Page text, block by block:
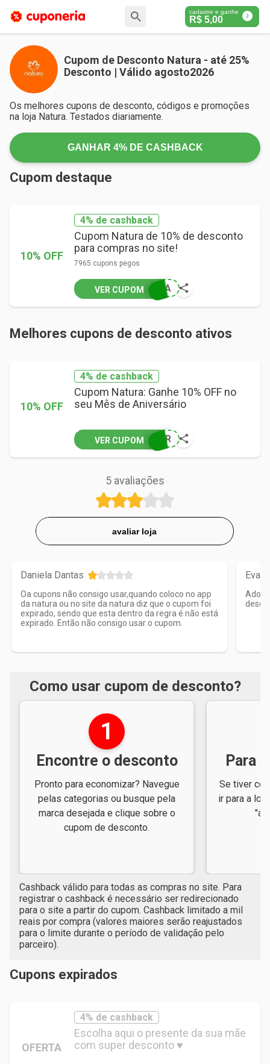
cadastre e ganhe
R$ 5,00
Cupom de Desconto Natura - até 25%
Desconto | Válido agosto2026
Os melhores cupons de desconto, códigos e promoções
na loja Natura. Testados diariamente.
GANHAR 4%DE CASHBACK
Cupom destaque
10% OFF
4% de cashback
Cupom Natura de 10% de desconto
para compras no site!
7965 cupons pegos
PRA
VER CUPOM
Melhores cupons de desconto ativos
10% OFF
4% de cashback
Cupom Natura: Ganhe 10% OFF no
seu Mês de Aniversário
VER
VER CUPOM
5 avaliações
avaliar loja
Daniela Dantas
Oa cupons não consigo usar,quando coloco no app
da natura ou no site da natura diz que o cupom foi
expirado, sendo que esta dentro da regra é não está
expirado. Então não consigo usar o cupom.
Eva
Como usar cupom de desconto?
1
Encontre o desconto
Pronto para economizar? Navegue
pelas categorias ou busque pela
marca desejada e clique sobre o
cupom de desconto.
Para
Se tiver
ir para a
Cashback válido para todas as compras no site. Para
registrar o cashback é necessário ser redirecionado
para o site a partir do cupom. Cashback limitado a mil
reais por compra (valores maiores serão reajustados
para o limite durante o período de validação pelo
parceiro).
Cupons expirados
OFERTA
4% de cashback
Escolha aqui o presente da sua mãe
com super desconto ♥